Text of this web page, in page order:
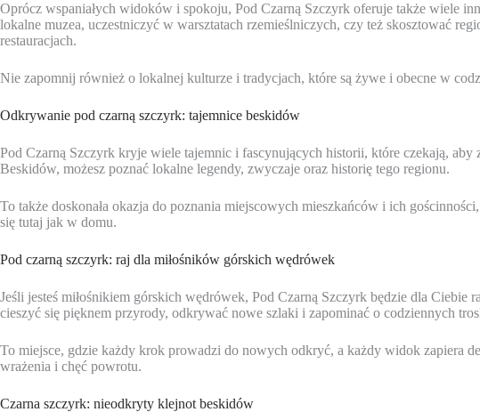
Oprócz wspaniałych widoków i spokoju, Pod Czarną Szczyrk oferuje także wiele
lokalne muzea, uczestniczyć w warsztatach rzemieślniczych, czy też skosztować
restauracjach.
Nie zapomnij również o lokalnej kulturze i tradycjach, które są żywe i obecne w
Odkrywanie pod czarną szczyrk: tajemnice beskidów
Pod Czarną Szczyrk kryje wiele tajemnic i fascynujących historii, które czekają, aby
Beskidów, możesz poznać lokalne legendy, zwyczaje oraz historię tego regionu.
To także doskonała okazja do poznania miejscowych mieszkańców i ich
się tutaj jak w domu.
Pod czarną szczyrk: raj dla miłośników górskich wędrówek
Jeśli jesteś miłośnikiem górskich wędrówek, Pod Czarną Szczyrk będzie dla Ciebie
cieszyć się pięknem przyrody, odkrywać nowe szlaki i zapominać o codziennych
To miejsce, gdzie każdy krok prowadzi do nowych odkryć, a każdy widok zapiera
wrażenia i chęć powrotu.
Czarna szczyrk: nieodkryty klejnot beskidów